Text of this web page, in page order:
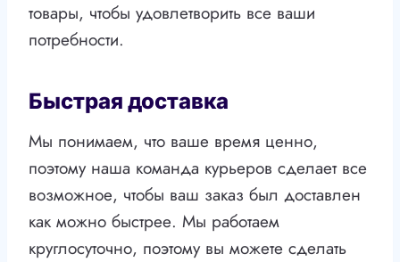
товары, чтобы удовлетворить все ваши
потребности.
Быстрая доставка
Мы понимаем, что ваше время ценно,
поэтому наша команда курьеров сделает все
возможное, чтобы ваш заказ был доставлен
как можно быстрее. Мы работаем
круглосуточно, поэтому вы можете сделать